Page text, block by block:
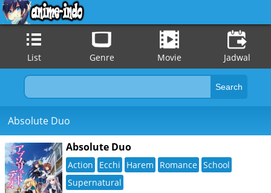
List Genre Movie Jadwal
Absolute Duo
Absolute Duo
Action Ecchi Harem Romance School
Supernatural